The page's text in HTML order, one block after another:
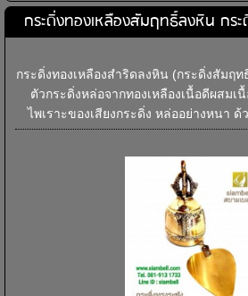
กระดิ่งทองเหลืองสัมฤทธิ์ลงหิน กระ
กระดิ่งทองเหลืองสำริดลงหิน (กระดิ่งสัมฤ
ตัวกระดิ่งหล่อจากทองเหลืองเนื้อดีผสมเ
ไพเราะของเสียงกระดิ่ง หล่ออย่างหนา